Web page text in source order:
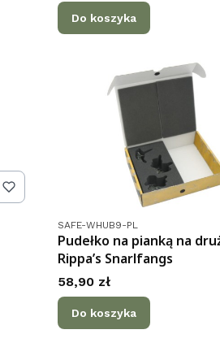
Do koszyka
Kod produktu
SAFE-WHUB9-PL
Pudełko na pianką na
Rippa’s Snarlfangs
Cena
58,90 zł
Do koszyka